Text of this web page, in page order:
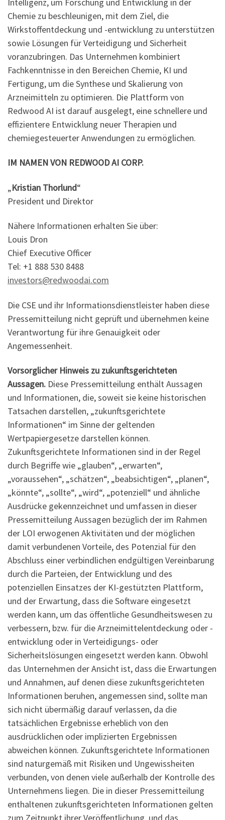
Chemie zu beschleunigen, mit dem Ziel, die
Wirkstoffentdeckung und -entwicklung zu unterstützen
sowie Lösungen für Verteidigung und Sicherheit
voranzubringen. Das Unternehmen kombiniert
Fachkenntnisse in den Bereichen Chemie, KI und
Fertigung, um die Synthese und Skalierung von
Arzneimitteln zu optimieren. Die Plattform von
Redwood AI ist darauf ausgelegt, eine schnellere und
effizientere Entwicklung neuer Therapien und
chemiegesteuerter Anwendungen zu ermöglichen.
IM NAMEN VON REDWOOD AI CORP.
„Kristian Thorlund“
President und Direktor
Nähere Informationen erhalten Sie über:
Louis Dron
Chief Executive Officer
Tel: +1 888 530 8488
investors@redwoodai.com
Die CSE und ihr Informationsdienstleister haben diese
Pressemitteilung nicht geprüft und übernehmen keine
Verantwortung für ihre Genauigkeit oder
Angemessenheit.
Vorsorglicher Hinweis zu zukunftsgerichteten
Aussagen. Diese Pressemitteilung enthält Aussagen
und Informationen, die, soweit sie keine historischen
Tatsachen darstellen, „zukunftsgerichtete
Informationen“ im Sinne der geltenden
Wertpapiergesetze darstellen können.
Zukunftsgerichtete Informationen sind in der Regel
durch Begriffe wie „glauben“, „erwarten“,
„voraussehen“, „schätzen“, „beabsichtigen“, „planen“,
„könnte“, „sollte“, „wird“, „potenziell“ und ähnliche
Ausdrücke gekennzeichnet und umfassen in dieser
Pressemitteilung Aussagen bezüglich der im Rahmen
der LOI erwogenen Aktivitäten und der möglichen
damit verbundenen Vorteile, des Potenzial für den
Abschluss einer verbindlichen endgültigen Vereinbarung
durch die Parteien, der Entwicklung und des
potenziellen Einsatzes der KI-gestützten Plattform,
und der Erwartung, dass die Software eingesetzt
werden kann, um das öffentliche Gesundheitswesen zu
verbessern, bzw. für die Arzneimittelentdeckung oder -
entwicklung oder in Verteidigungs- oder
Sicherheitslösungen eingesetzt werden kann. Obwohl
das Unternehmen der Ansicht ist, dass die Erwartungen
und Annahmen, auf denen diese zukunftsgerichteten
Informationen beruhen, angemessen sind, sollte man
sich nicht übermäßig darauf verlassen, da die
tatsächlichen Ergebnisse erheblich von den
ausdrücklichen oder implizierten Ergebnissen
abweichen können. Zukunftsgerichtete Informationen
sind naturgemäß mit Risiken und Ungewissheiten
verbunden, von denen viele außerhalb der Kontrolle des
Unternehmens liegen. Die in dieser Pressemitteilung
enthaltenen zukunftsgerichteten Informationen gelten